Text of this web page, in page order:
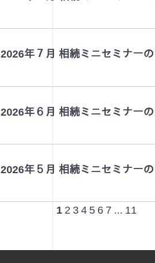
2026年７月 相続ミニセミナー
2026年６月 相続ミニセミナー
2026年５月 相続ミニセミナー
1 2 3 4 5 6 7 ... 11